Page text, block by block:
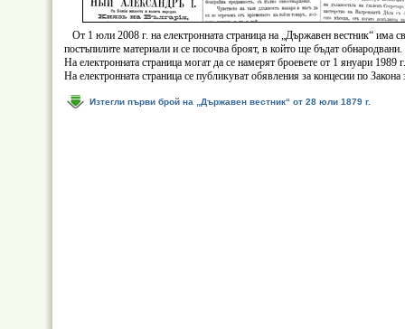
От 1 юли 2008 г. на електронната страница на „Държавен вестник“ има
постъпилите материали и се посочва броят, в който ще бъдат обнародвани.
На електронната страница могат да се намерят броевете от 1 януари 1989
На електронната страница се публикуват обявления за концесии по Закона
Изтегли първи брой на „Държавен вестник“ от 28 юли 1879 г.